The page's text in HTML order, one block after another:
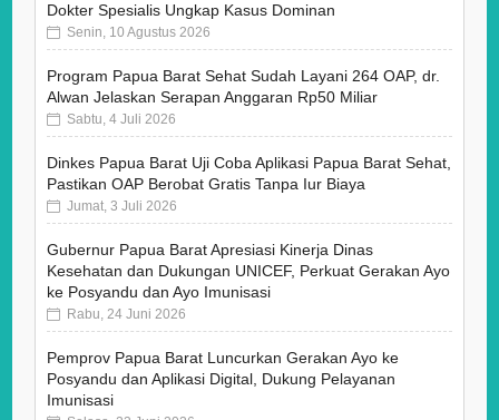
Dokter Spesialis Ungkap Kasus Dominan
Senin, 10 Agustus 2026
Program Papua Barat Sehat Sudah Layani 264 OAP, dr.
Alwan Jelaskan Serapan Anggaran Rp50 Miliar
Sabtu, 4 Juli 2026
Dinkes Papua Barat Uji Coba Aplikasi Papua Barat Sehat,
Pastikan OAP Berobat Gratis Tanpa Iur Biaya
Jumat, 3 Juli 2026
Gubernur Papua Barat Apresiasi Kinerja Dinas
Kesehatan dan Dukungan UNICEF, Perkuat Gerakan Ayo
ke Posyandu dan Ayo Imunisasi
Rabu, 24 Juni 2026
Pemprov Papua Barat Luncurkan Gerakan Ayo ke
Posyandu dan Aplikasi Digital, Dukung Pelayanan
Imunisasi